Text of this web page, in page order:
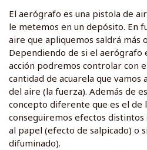
El aerógrafo es una pistola de
le metemos en un depósito. En
aire que apliquemos saldrá más
Dependiendo de si el aerógrafo
acción podremos controlar con
cantidad de acuarela que vamos
del aire (la fuerza). Además de
concepto diferente que es el de
conseguiremos efectos distintos
al papel (efecto de salpicado) o
difuminado).